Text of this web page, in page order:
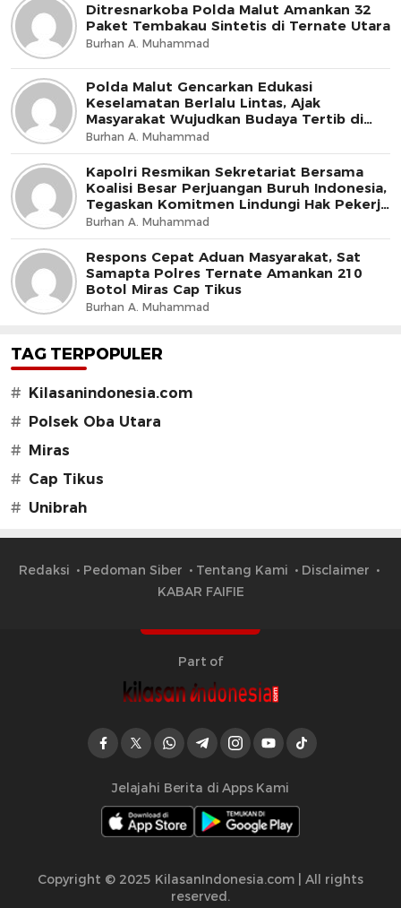
Ditresnarkoba Polda Malut Amankan 32
Paket Tembakau Sintetis di Ternate Utara
Burhan A. Muhammad
Polda Malut Gencarkan Edukasi
Keselamatan Berlalu Lintas, Ajak
Masyarakat Wujudkan Budaya Tertib di
Jalan
Burhan A. Muhammad
Kapolri Resmikan Sekretariat Bersama
Koalisi Besar Perjuangan Buruh Indonesia,
Tegaskan Komitmen Lindungi Hak Pekerja
dan Jaga Iklim Investasi
Burhan A. Muhammad
Respons Cepat Aduan Masyarakat, Sat
Samapta Polres Ternate Amankan 210
Botol Miras Cap Tikus
Burhan A. Muhammad
TAG TERPOPULER
# Kilasanindonesia.com
# Polsek Oba Utara
# Miras
# Cap Tikus
# Unibrah
Redaksi Pedoman Siber Tentang Kami
Disclaimer
KABAR FAIFIE
Part of
Jelajahi Berita di Apps Kami
Copyright © 2025 KilasanIndonesia.com | All rights
reserved.